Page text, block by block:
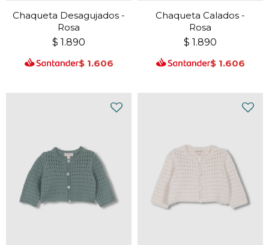
Chaqueta Desagujados -
Rosa
$ 1.890
$ 1.606
Chaqueta Calados -
Rosa
$ 1.890
$ 1.606